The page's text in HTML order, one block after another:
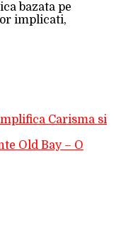
bazata pe
implicati,
Carisma si
Old Bay – O